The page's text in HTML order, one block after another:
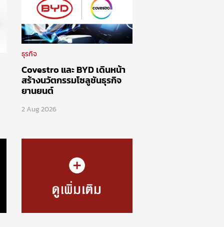
ธุรกิจ
Covestro และ BYD เดินหน้า
สร้างนวัตกรรมโซลูชันธุรกิจ
ยานยนต์
2 Aug 2026